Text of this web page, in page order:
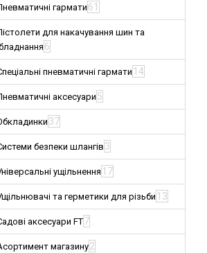
гармати61
для накачування шин та
6
пневматичні гармати 14
аксесуари 5
37
безпеки шлангів 3
ущільнення 17
та герметики для різьби 13
аксесуари FT7
магазину2